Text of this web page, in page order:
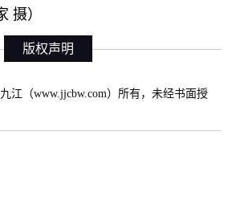
摄）
版权声明
江（www.jjcbw.com）所有，未经书面授